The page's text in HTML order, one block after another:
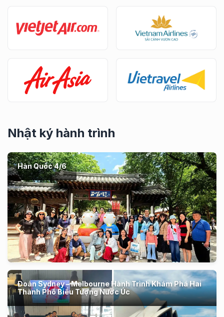
Nhật ký hành trình
Hàn Quốc 4/6
Đoàn Sydney – Melbourne Hành Trình Khám Phá Hai
Thành Phố Biểu Tượng Nước Úc